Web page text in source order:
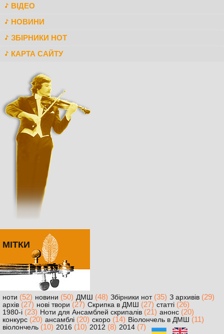
ВІДЕО
НОВИНИ
ЗБІРНИКИ НОТ
КАРТА САЙТУ
МІТКИ
ноти (52) новини (50) ДМШ (48) Збірники нот(35) З архивів (29)
архів (27) нові твори (27) Скрипка в ДМШ (27) статті (26)
1980-і (23) Ноти для Ансамблей скрипалів (21) анонс (20)
конкурс (20) ансамблі (20) скоро (14) Віолончель в ДМШ (11)
віолончель (10) 2016 (10) 2012 (8) 2014 (7)